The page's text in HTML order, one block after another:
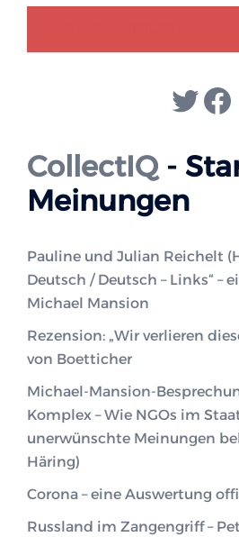
CollectIQ-
Meinungen
Pauline und Julian Reichelt
Deutsch / Deutsch – Links“ –
Michael Mansion
Rezension: „Wir verlieren
von Boetticher
Michael-Mansion-
Komplex – Wie NGOs im
unerwünschte Meinungen
Häring)
Corona – eine Auswertung
Russland im Zangengriff –